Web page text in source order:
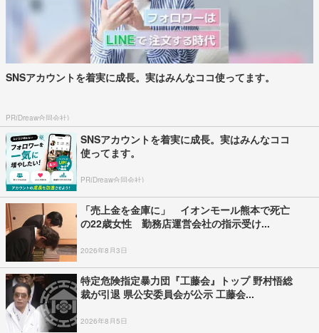
SNSアカウントを着実に成長。実はみんなココ使ってます。
PR(Dreaw合同会社)
SNSアカウントを着実に成長。実はみんなココ
使ってます。
PR(Dreaw合同会社)
「売上金を金庫に」 イオンモール熊本で死亡
の22歳女性 勤務店運営会社の指示受け...
2026年8月3日
特定危険指定暴力団『工藤会』トップ 野村悟総
裁が引退 県公安委員会が公示 工藤会...
2026年8月5日